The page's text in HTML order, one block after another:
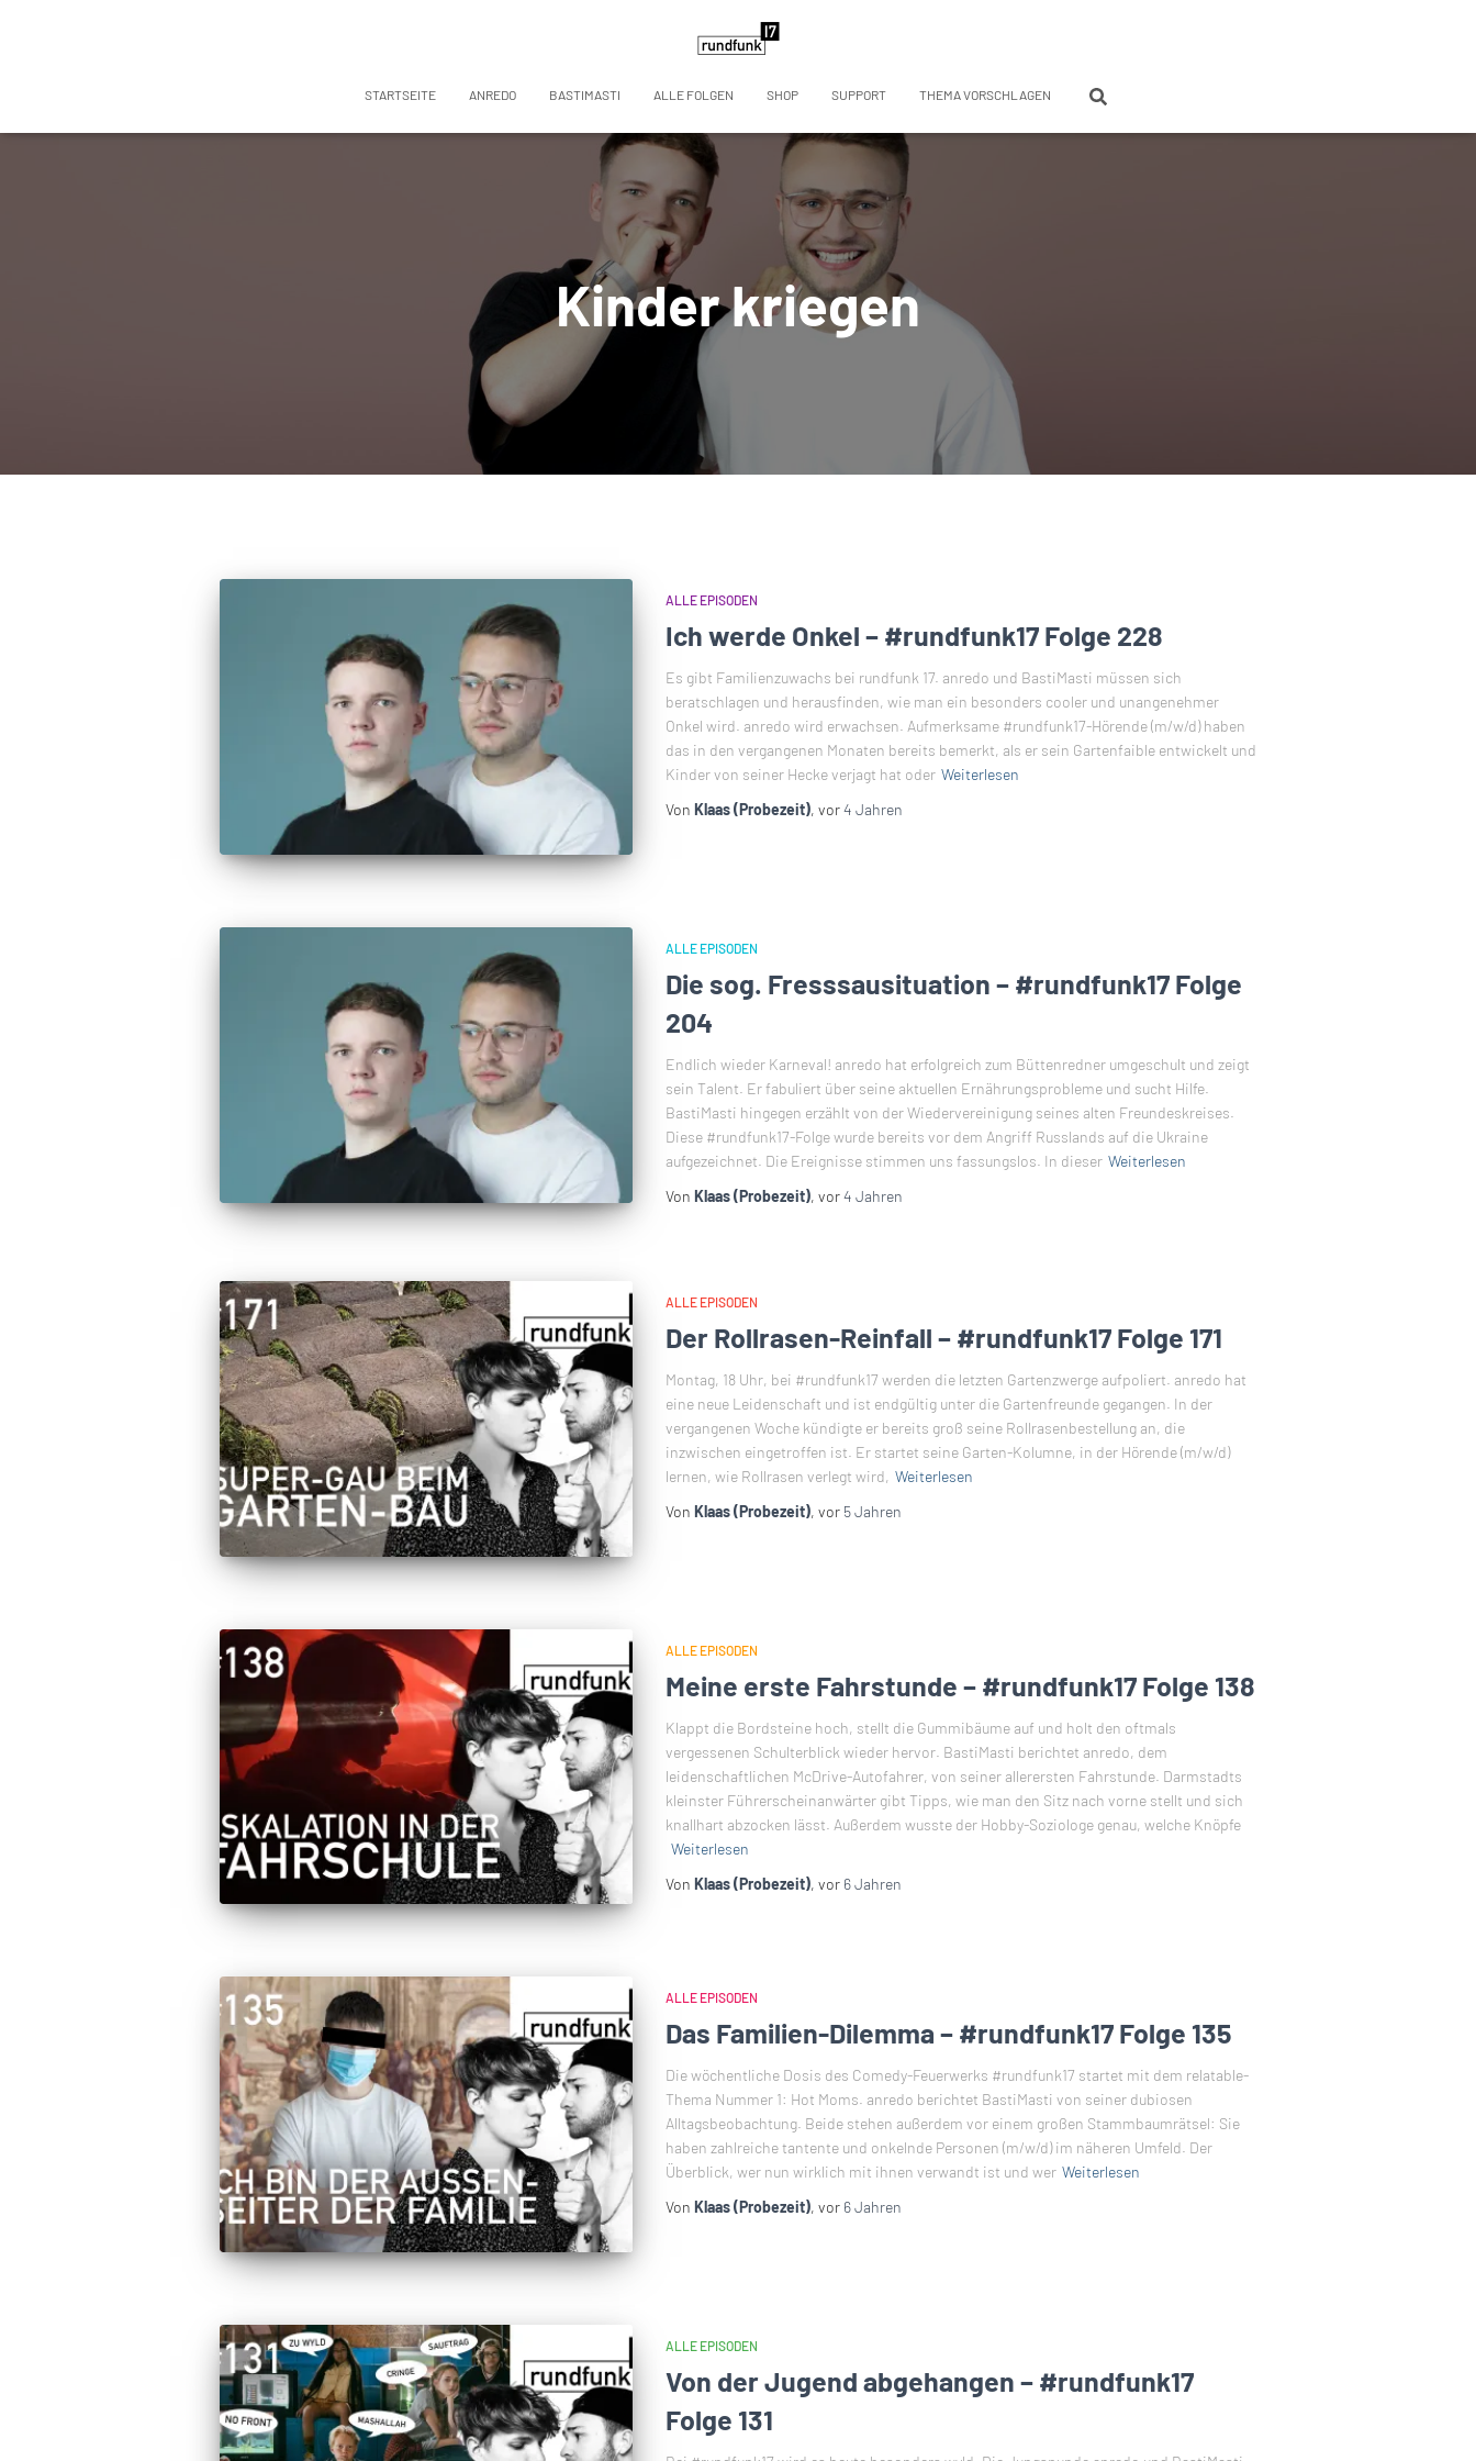
STARTSEITE ANREDO BASTIMASTI ALLE FOLGEN SHOP SUPPORT THEMA VORSCHLAGEN
Kinder kriegen
ALLE EPISODEN
Ich werde Onkel – #rundfunk17 Folge 228
Es gibt Familienzuwachs bei rundfunk 17. anredo und BastiMasti müssen sich
beratschlagen und herausfinden, wie man ein besonders cooler und unangenehmer
Onkel wird. anredo wird erwachsen. Aufmerksame #rundfunk17-Hörende (m/w/d) haben
das in den vergangenen Monaten bereits bemerkt, als er sein Gartenfaible entwickelt und
Kinder von seiner Hecke verjagt hat oder Weiterlesen
Von Klaas (Probezeit), vor4 Jahren
ALLE EPISODEN
Die sog. Fresssausituation – #rundfunk17 Folge
204
Endlich wieder Karneval! anredo hat erfolgreich zum Büttenredner umgeschult und zeigt
sein Talent. Er fabuliert über seine aktuellen Ernährungsprobleme und sucht Hilfe.
BastiMasti hingegen erzählt von der Wiedervereinigung seines alten Freundeskreises.
Diese #rundfunk17-Folge wurde bereits vor dem Angriff Russlands auf die Ukraine
aufgezeichnet. Die Ereignisse stimmen uns fassungslos. In dieser Weiterlesen
Von Klaas (Probezeit), vor4 Jahren
ALLE EPISODEN
Der Rollrasen-Reinfall – #rundfunk17 Folge 171
Montag, 18 Uhr, bei #rundfunk17 werden die letzten Gartenzwerge aufpoliert. anredo hat
eine neue Leidenschaft und ist endgültig unter die Gartenfreunde gegangen. In der
vergangenen Woche kündigte er bereits groß seine Rollrasenbestellung an, die
inzwischen eingetroffen ist. Er startet seine Garten-Kolumne, in der Hörende (m/w/d)
lernen, wie Rollrasen verlegt wird, Weiterlesen
Von Klaas (Probezeit), vor 5 Jahren
ALLE EPISODEN
Meine erste Fahrstunde – #rundfunk17 Folge 138
Klappt die Bordsteine hoch, stellt die Gummibäume auf und holt den oftmals
vergessenen Schulterblick wieder hervor. BastiMasti berichtet anredo, dem
leidenschaftlichen McDrive-Autofahrer, von seiner allerersten Fahrstunde. Darmstadts
kleinster Führerscheinanwärter gibt Tipps, wie man den Sitz nach vorne stellt und sich
knallhart abzocken lässt. Außerdem wusste der Hobby-Soziologe genau, welche Knöpfe
Weiterlesen
Von Klaas (Probezeit), vor 6 Jahren
ALLE EPISODEN
Das Familien-Dilemma – #rundfunk17 Folge 135
Die wöchentliche Dosis des Comedy-Feuerwerks #rundfunk17 startet mit dem relatable-
Thema Nummer 1: Hot Moms. anredo berichtet BastiMasti von seiner dubiosen
Alltagsbeobachtung. Beide stehen außerdem vor einem großen Stammbaumrätsel: Sie
haben zahlreiche tantente und onkelnde Personen (m/w/d) im näheren Umfeld. Der
Überblick, wer nun wirklich mit ihnen verwandt ist und wer Weiterlesen
Von Klaas (Probezeit), vor 6 Jahren
ALLE EPISODEN
Von der Jugend abgehangen – #rundfunk17
Folge 131